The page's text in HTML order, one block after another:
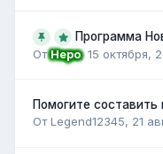
Программа
ОтНеро,15 октября,
Помогите
От Legend12345, 21